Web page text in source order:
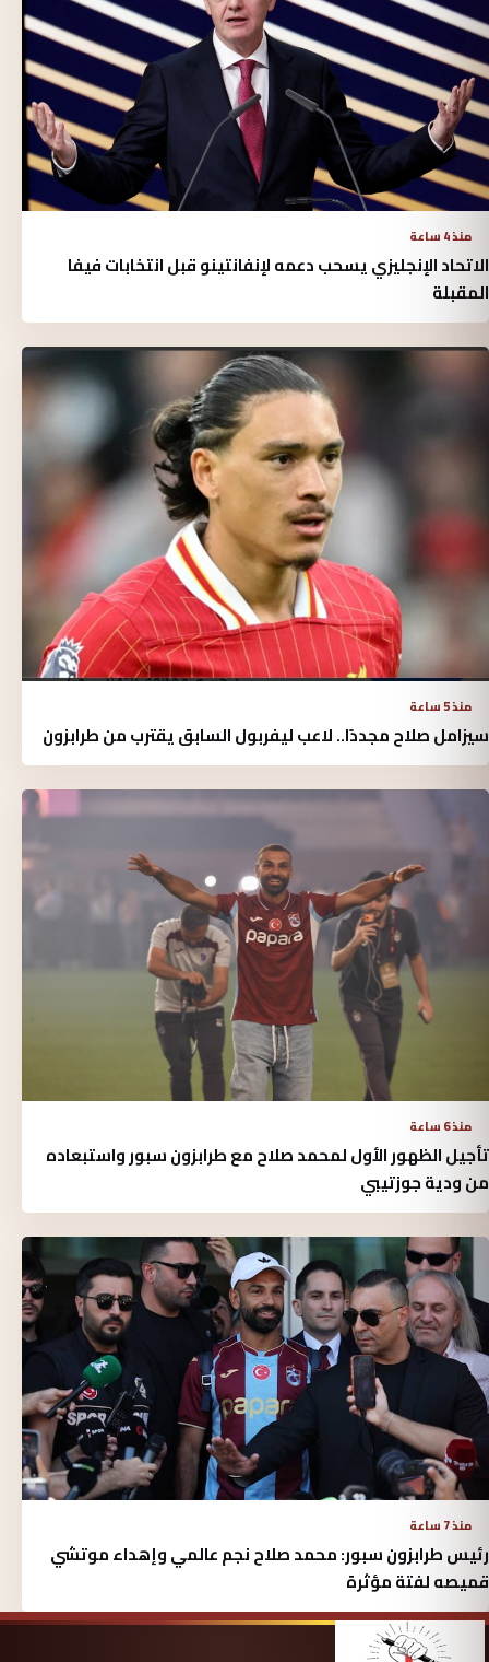
منذ 4 ساعة
الاتحاد الإنجليزي يسحب دعمه لإنفانتينو قبل انتخابات فيفا
المقبلة
منذ 5 ساعة
سيزامل صلاح مجددًا.. لاعب ليفربول السابق يقترب من طرابزون
منذ 6 ساعة
تأجيل الظهور الأول لمحمد صلاح مع طرابزون سبور واستبعاده
من ودية جوزتيبي
منذ 7 ساعة
رئيس طرابزون سبور: محمد صلاح نجم عالمي وإهداء موتشي
قميصه لفتة مؤثرة